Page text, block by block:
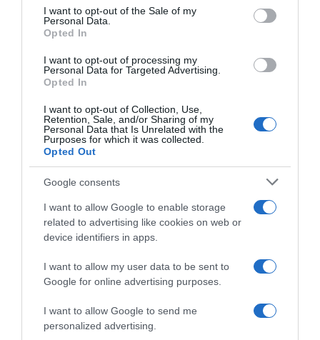
consent section.
I want to opt-out of the Sale of my
Personal Data.
Opted In
I want to opt-out of processing my
Personal Data for Targeted Advertising.
Opted In
I want to opt-out of Collection, Use,
Retention, Sale, and/or Sharing of my
Personal Data that Is Unrelated with the
Purposes for which it was collected.
Opted Out
Google consents
I want to allow Google to enable storage
related to advertising like cookies on web or
device identifiers in apps.
I want to allow my user data to be sent to
Google for online advertising purposes.
I want to allow Google to send me
personalized advertising.
ΕΛΛΑΔΑ
“Ελευθέριος Βενιζέλος”: Συνελήφθη
37χρονος με 4 μαχαίρια και δύο